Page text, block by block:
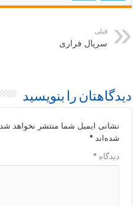
قبلی
سریال فراری
دیدگاهتان را بنویسید
نشانی ایمیل شما منتشر نخواهد شد.
شده‌اند*
دیدگاه*